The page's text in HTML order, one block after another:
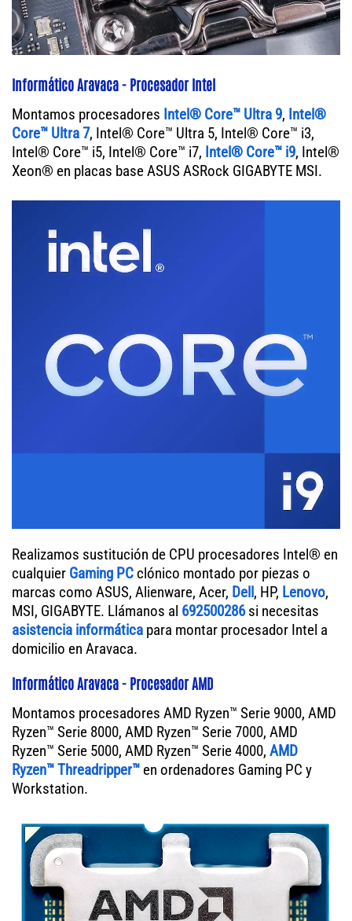
Informático Aravaca - Procesador Intel
Montamos procesadores Intel® Core™ Ultra 9, Intel®
Core™ Ultra 7, Intel® Core™ Ultra 5, Intel® Core™ i3,
Intel® Core™ i5, Intel® Core™ i7, Intel® Core™ i9, Intel®
Xeon® en placas base ASUS ASRock GIGABYTE MSI.
Realizamos sustitución de CPU procesadores Intel® en
cualquier Gaming PC clónico montado por piezas o
marcas como ASUS, Alienware, Acer, Dell, HP, Lenovo,
MSI, GIGABYTE. Llámanos al 692500286si necesitas
asistencia informática para montar procesador Intel a
domicilio en Aravaca.
Informático Aravaca - Procesador AMD
Montamos procesadores AMD Ryzen™ Serie 9000, AMD
Ryzen™ Serie 8000, AMD Ryzen™ Serie 7000, AMD
Ryzen™ Serie 5000, AMD Ryzen™ Serie 4000, AMD
Ryzen™ Threadripper™ en ordenadores Gaming PC y
Workstation.